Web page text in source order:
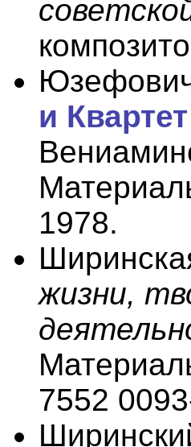
и
1978.
жизни,
7552